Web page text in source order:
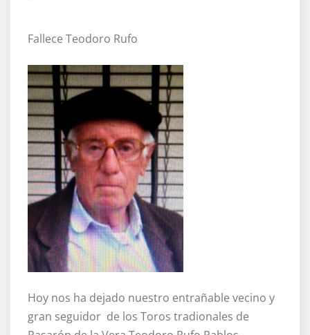
Fallece Teodoro Rufo
Hoy nos ha dejado nuestro entrañable vecino y
gran seguidor de los Toros tradionales de